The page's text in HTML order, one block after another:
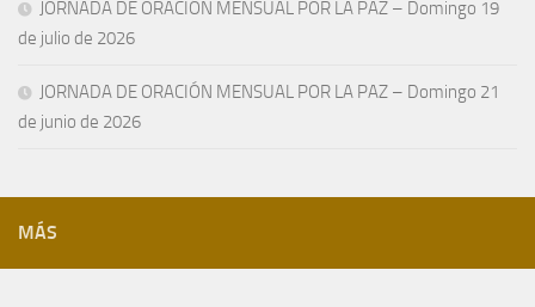
JORNADA DE ORACIÓN MENSUAL POR LA PAZ – Domingo 19
de julio de 2026
JORNADA DE ORACIÓN MENSUAL POR LA PAZ – Domingo 21
de junio de 2026
MÁS